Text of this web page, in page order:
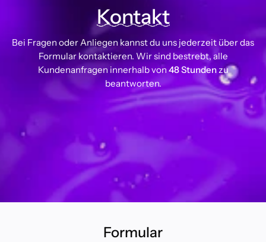
Kontakt
Bei Fragen oder Anliegen kannst du uns jederzeit über das
Formular kontaktieren. Wir sind bestrebt, alle
Kundenanfragen innerhalb von 48 Stundenzu
beantworten.
Formular